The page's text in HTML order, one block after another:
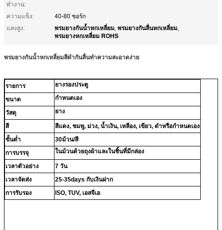
ทำงาน:
ความแข็ง:
40-80 ชอร์ก
แสงสูง:
พรมยางกันน้ำหกเหลี่ยม, พรมยางกันลื่นหกเหลี่ยม,
พรมยางหกเหลี่ยม ROHS
พรมยางกันน้ำหกเหลี่ยมสีดำกันลื่นทำความสะอาดง่าย
รายการ ยางรองประตู
ขนาด กำหนดเอง
วัสดุ ยาง
สี
สีแดง, ชมพู, ม่วง, น้ำเงิน, เหลือง, เขียว, ดำหรือกำหนดเอง
ขั้นต่ำ
30ม้วน/สี
การบรรจุ
ในม้วนด้วยถุงผ้าและในชิ้นที่มีกล่อง
เวลาตัวอย่าง
7 วัน
เวลาจัดส่ง
25-35days กับเงินฝาก
การรับรอง
ISO, TUV, เอสจีเอ